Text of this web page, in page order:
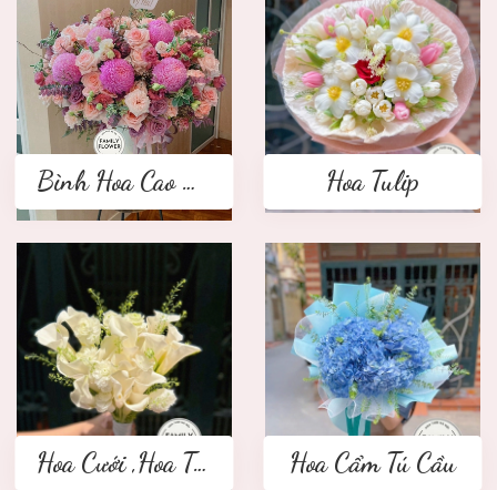
Bình Hoa Cao Cấp Hoa Tulip
Hoa Cưới ,Hoa Tay Cầm Cô Dâu Hoa Cẩm Tú Cầu